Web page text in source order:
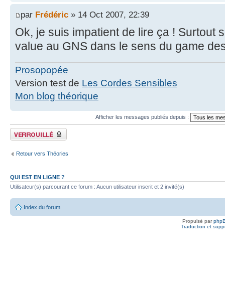
par Frédéric » 14 Oct 2007, 22:39
Ok, je suis impatient de lire ça ! Surtout
value au GNS dans le sens du game
Prosopopée
Version test de Les Cordes Sensibles
Mon blog théorique
Afficher les messages publiés depuis :
Fil verrouillé
Retour vers Théories
QUI EST EN LIGNE ?
Utilisateur(s) parcourant ce forum : Aucun utilisateur inscrit et 2 invité(s)
Index du forum
Propulsé par
Traduction et